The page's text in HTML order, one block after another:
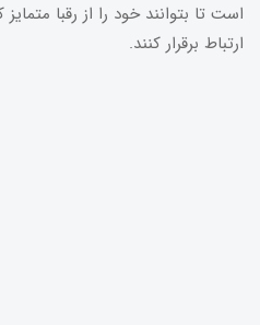
است تا بتوانند خود را از رقبا
ارتباط برقرار کنند.